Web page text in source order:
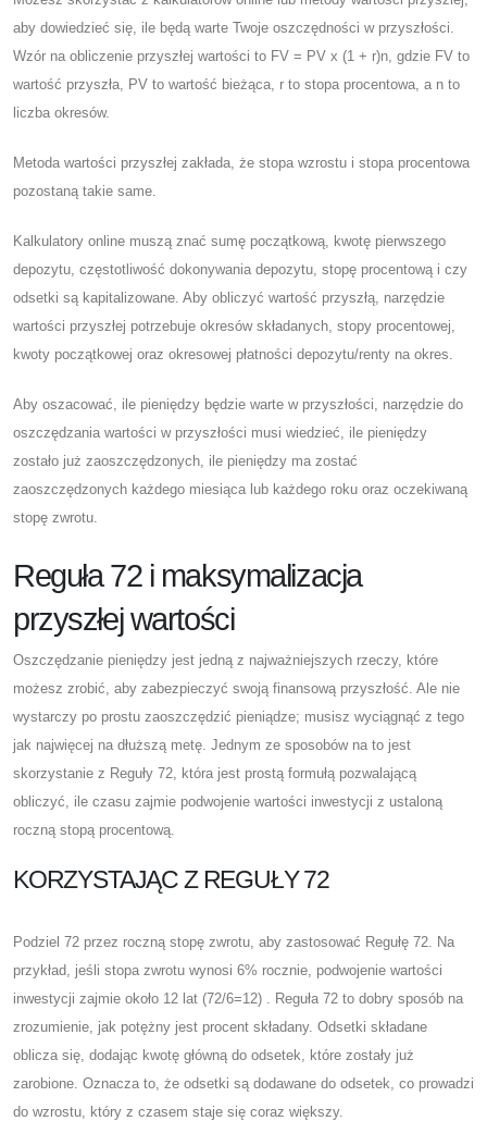
aby dowiedzieć się, ile będą warte Twoje oszczędności w przyszłości.
Wzór na obliczenie przyszłej wartości to FV = PV x (1 + r)n, gdzie FV to
wartość przyszła, PV to wartość bieżąca, r to stopa procentowa, a n to
liczba okresów.
Metoda wartości przyszłej zakłada, że ​​stopa wzrostu i stopa procentowa
pozostaną takie same.
Kalkulatory online muszą znać sumę początkową, kwotę pierwszego
depozytu, częstotliwość dokonywania depozytu, stopę procentową i czy
odsetki są kapitalizowane. Aby obliczyć wartość przyszłą, narzędzie
wartości przyszłej potrzebuje okresów składanych, stopy procentowej,
kwoty początkowej oraz okresowej płatności depozytu/renty na okres.
Aby oszacować, ile pieniędzy będzie warte w przyszłości, narzędzie do
oszczędzania wartości w przyszłości musi wiedzieć, ile pieniędzy
zostało już zaoszczędzonych, ile pieniędzy ma zostać
zaoszczędzonych każdego miesiąca lub każdego roku oraz oczekiwaną
stopę zwrotu.
Reguła 72 i maksymalizacja
przyszłej wartości
Oszczędzanie pieniędzy jest jedną z najważniejszych rzeczy, które
możesz zrobić, aby zabezpieczyć swoją finansową przyszłość. Ale nie
wystarczy po prostu zaoszczędzić pieniądze; musisz wyciągnąć z tego
jak najwięcej na dłuższą metę. Jednym ze sposobów na to jest
skorzystanie z Reguły 72, która jest prostą formułą pozwalającą
obliczyć, ile czasu zajmie podwojenie wartości inwestycji z ustaloną
roczną stopą procentową.
KORZYSTAJĄC Z REGUŁY 72
Podziel 72 przez roczną stopę zwrotu, aby zastosować Regułę 72. Na
przykład, jeśli stopa zwrotu wynosi 6% rocznie, podwojenie wartości
inwestycji zajmie około 12 lat (72/6=12) . Reguła 72 to dobry sposób na
zrozumienie, jak potężny jest procent składany. Odsetki składane
oblicza się, dodając kwotę główną do odsetek, które zostały już
zarobione. Oznacza to, że odsetki są dodawane do odsetek, co prowadzi
do wzrostu, który z czasem staje się coraz większy.